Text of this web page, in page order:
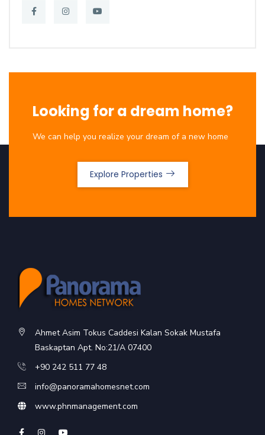
Looking for a dream home?
We can help you realize your dream of a new home
Explore Properties
Ahmet Asim Tokus Caddesi Kalan Sokak Mustafa
Baskaptan Apt. No:21/A 07400
+90 242 511 77 48
info@panoramahomesnet.com
www.phnmanagement.com